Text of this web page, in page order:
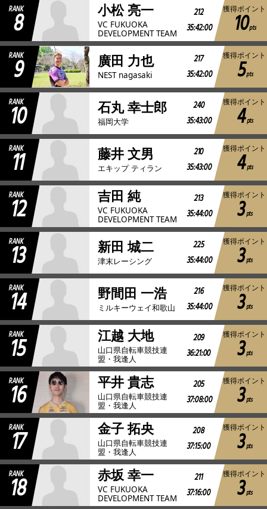
RANK
8 小松 亮一
VC FUKUOKA
DEVELOPMENT TEAM
212
35:42:00
獲得ポイント
10pts
RANK
9 廣田 力也
NEST nagasaki
217
35:42:00
獲得ポイント
5pts
RANK
10 石丸 幸士郎
福岡大学
240
35:43:00
獲得ポイント
4 pts
RANK
11 藤井 文男
エキップ ティラン
210
35:43:00
獲得ポイント
4 pts
RANK
12 吉田 純
VC FUKUOKA
DEVELOPMENT TEAM
213
35:44:00
獲得ポイント
3pts
RANK
13 新田 城二
津末レーシング
225
35:44:00
獲得ポイント
3pts
RANK
14 野間田 一浩
ミルキーウェイ和歌山
216
35:44:00
獲得ポイント
3pts
RANK
15 江越 大地
山口県自転車競技連
盟・我逢人
209
36:21:00
獲得ポイント
3pts
RANK
16 平井 貴志
山口県自転車競技連
盟・我逢人
205
37:08:00
獲得ポイント
3pts
RANK
17 金子 拓央
山口県自転車競技連
盟・我逢人
208
37:15:00
獲得ポイント
3pts
RANK
18 赤坂 幸一
VC FUKUOKA
DEVELOPMENT TEAM
211
37:16:00
獲得ポイント
3pts